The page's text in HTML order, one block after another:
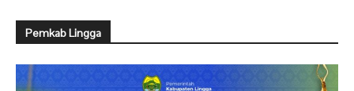
Pemkab Lingga